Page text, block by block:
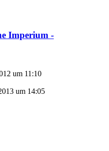
Imperium -
um 11:10
um 14:05